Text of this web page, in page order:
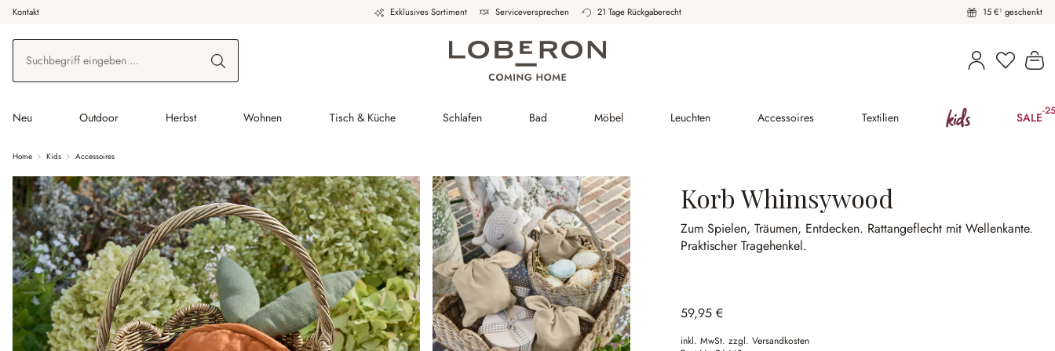
Hauptinhalt springen
Zur Suche springen
Zur Hauptnavigation springen
Kontakt Exklusives Sortiment Serviceversprechen 21 Tage Rückgaberecht 15 €¹ geschenkt
Du hast
Neu Outdoor Herbst Wohnen Tisch & Küche Schlafen Bad Möbel Leuchten Accessoires Textilien kids SALE-
Home Kids Accessoires
Korb Whimsywood
Zum Spielen, Träumen, Entdecken. Rattangeflecht mit Wellenkante.
Praktischer Tragehenkel.
59,95 €
inkl. MwSt. zzgl. Versandkosten